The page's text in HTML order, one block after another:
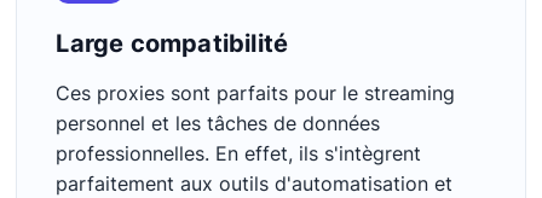
Large compatibilité
Ces proxies sont parfaits pour le streaming
personnel et les tâches de données
professionnelles. En effet, ils s'intègrent
parfaitement aux outils d'automatisation et